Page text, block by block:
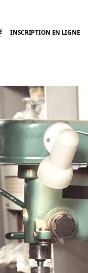
INSCRIPTION EN LIGNE